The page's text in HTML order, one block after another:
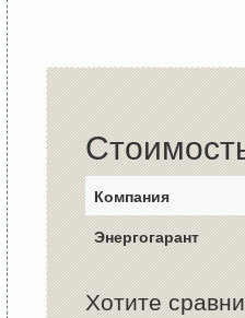
Компания
Энергогарант
Хотите